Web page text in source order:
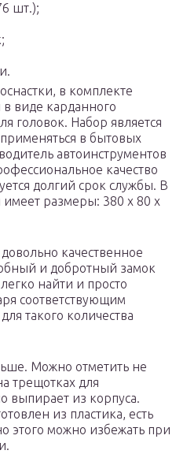
шт.);
в комплекте
в виде карданного
головок. Набор является
в бытовых
автоинструментов
качество
долгий срок службы. В
имеет размеры: 380 х 80 х
качественное
и добротный замок
найти и просто
соответствующим
такого количества
Можно отметить не
трещотках для
выпирает из корпуса.
из пластика, есть
этого можно избежать при